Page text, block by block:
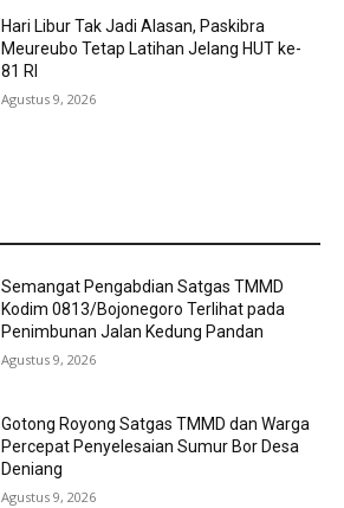
Hari Libur Tak Jadi Alasan, Paskibra
Meureubo Tetap Latihan Jelang HUT ke-
81 RI
Agustus 9, 2026
Semangat Pengabdian Satgas TMMD
Kodim 0813/Bojonegoro Terlihat pada
Penimbunan Jalan Kedung Pandan
Agustus 9, 2026
Gotong Royong Satgas TMMD dan Warga
Percepat Penyelesaian Sumur Bor Desa
Deniang
Agustus 9, 2026